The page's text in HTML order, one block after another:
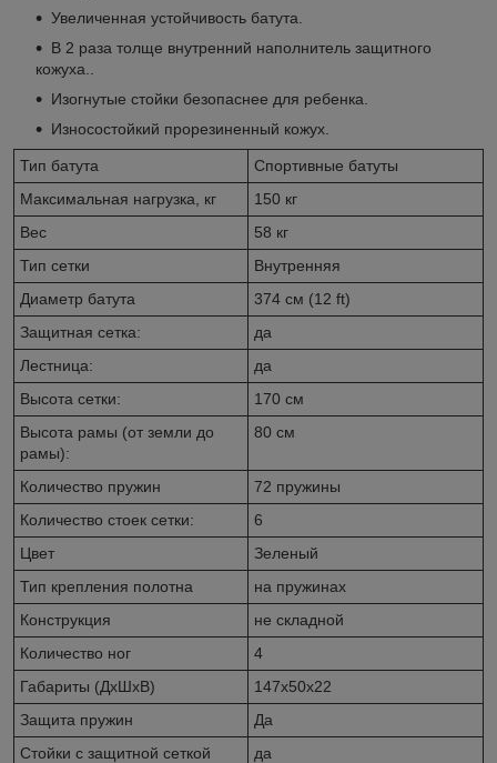
Увеличенная устойчивость батута.
В 2 раза толще внутренний наполнитель защитного
кожуха..
Изогнутые стойки безопаснее для ребенка.
Износостойкий прорезиненный кожух.
Тип батута
Спортивные батуты
Максимальная нагрузка, кг
150 кг
Вес
58 кг
Тип сетки
Внутренняя
Диаметр батута
374 см (12 ft)
Защитная сетка:
да
Лестница:
да
Высота сетки:
170 см
Высота рамы (от земли до
рамы):
80 см
Количество пружин
72 пружины
Количество стоек сетки:
6
Цвет
Зеленый
Тип крепления полотна
на пружинах
Конструкция
не складной
Количество ног
4
Габариты (ДхШхВ)
147х50х22
Защита пружин
Да
Стойки с защитной сеткой
да